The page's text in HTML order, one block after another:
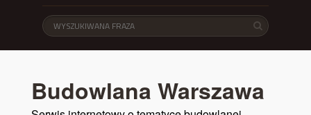
Budowlana Warszawa